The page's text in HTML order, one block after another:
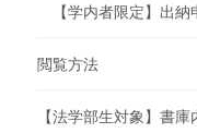
【学内者限定】出
閲覧方法
【法学部生対象】書